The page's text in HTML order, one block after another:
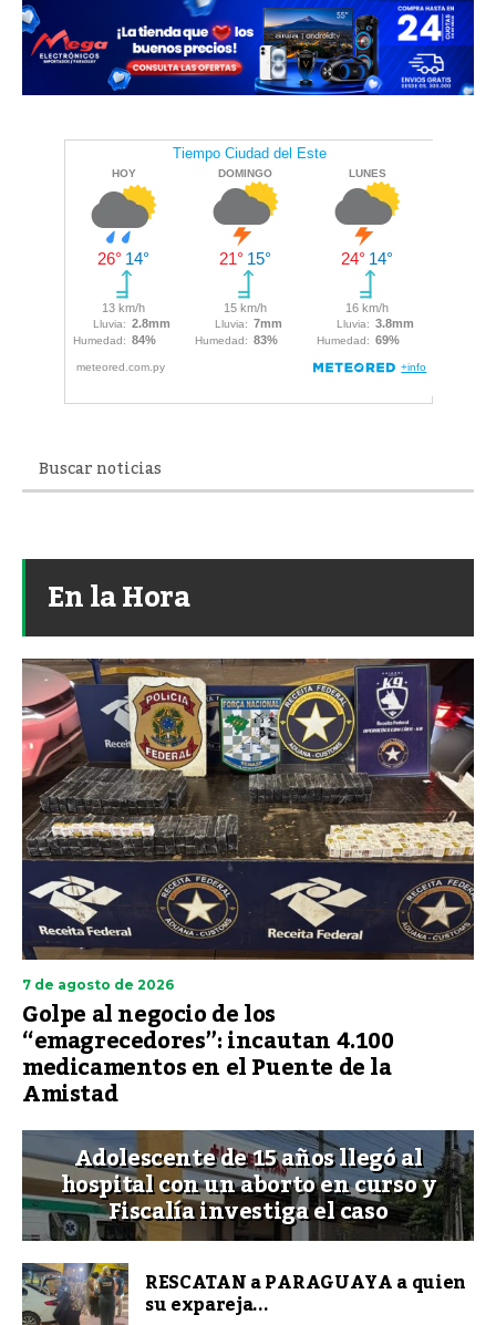
En la Hora
7 de agosto de 2026
Golpe al negocio de los
“emagrecedores”: incautan 4.100
medicamentos en el Puente de la
Amistad
Adolescente de 15 años llegó al
hospital con un aborto en curso y
Fiscalía investiga el caso
RESCATAN a PARAGUAYA a quien
su expareja...